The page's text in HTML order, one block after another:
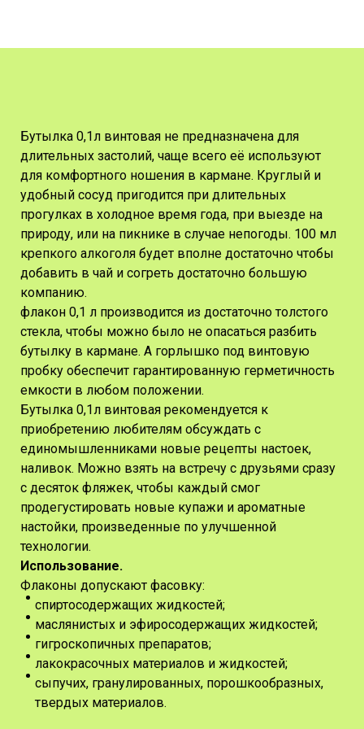
Бутылка 0,1л винтовая не предназначена для
длительных застолий, чаще всего её используют
для комфортного ношения в кармане. Круглый и
удобный сосуд пригодится при длительных
прогулках в холодное время года, при выезде на
природу, или на пикнике в случае непогоды. 100 мл
крепкого алкоголя будет вполне достаточно чтобы
добавить в чай и согреть достаточно большую
компанию.
флакон 0,1 л производится из достаточно толстого
стекла, чтобы можно было не опасаться разбить
бутылку в кармане. А горлышко под винтовую
пробку обеспечит гарантированную герметичность
емкости в любом положении.
Бутылка 0,1л винтовая рекомендуется к
приобретению любителям обсуждать с
единомышленниками новые рецепты настоек,
наливок. Можно взять на встречу с друзьями сразу
с десяток фляжек, чтобы каждый смог
продегустировать новые купажи и ароматные
настойки, произведенные по улучшенной
технологии.
Использование.
Флаконы допускают фасовку:
спиртосодержащих жидкостей;
маслянистых и эфиросодержащих жидкостей;
гигроскопичных препаратов;
лакокрасочных материалов и жидкостей;
сыпучих, гранулированных, порошкообразных,
твердых материалов.